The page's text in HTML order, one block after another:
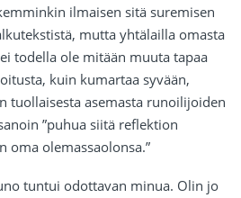
ilmaisen sitä suremisen
mutta yhtälailla omasta
todella ole mitään muuta tapaa
kuin kumartaa syvään,
tuollaisesta asemasta runoilijoiden
”puhua siitä reflektion
oma olemassaolonsa.”
tuntui odottavan minua. Olin jo